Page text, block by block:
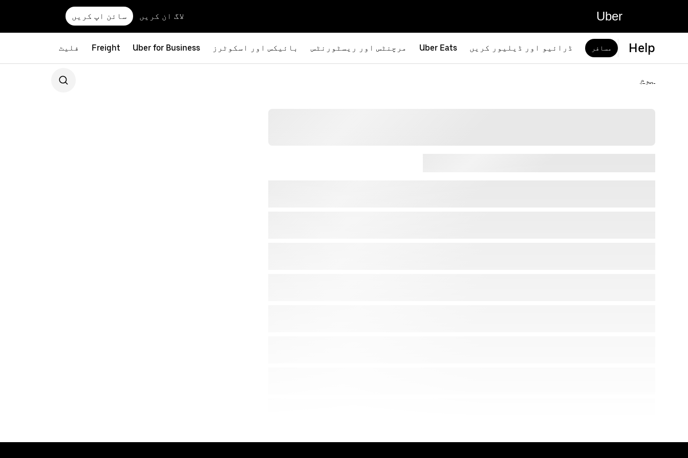
Uber لاگ ان کریں سائن اپ کریں
Help مسافر ڈرائیو اور ڈیلیور کریں Uber Eats مرچنٹس اور ریسٹورنٹس بائیکس اور اسکوٹرز Uber for Business
Freight فلیٹ
ہوم